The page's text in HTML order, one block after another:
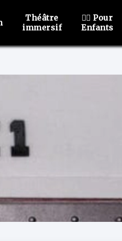
Théâtre
immersif
🙋‍♂️ Pour
Enfants